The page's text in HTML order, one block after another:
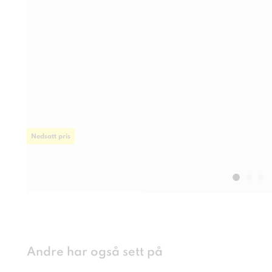
Nedsatt pris
Andre har også sett på